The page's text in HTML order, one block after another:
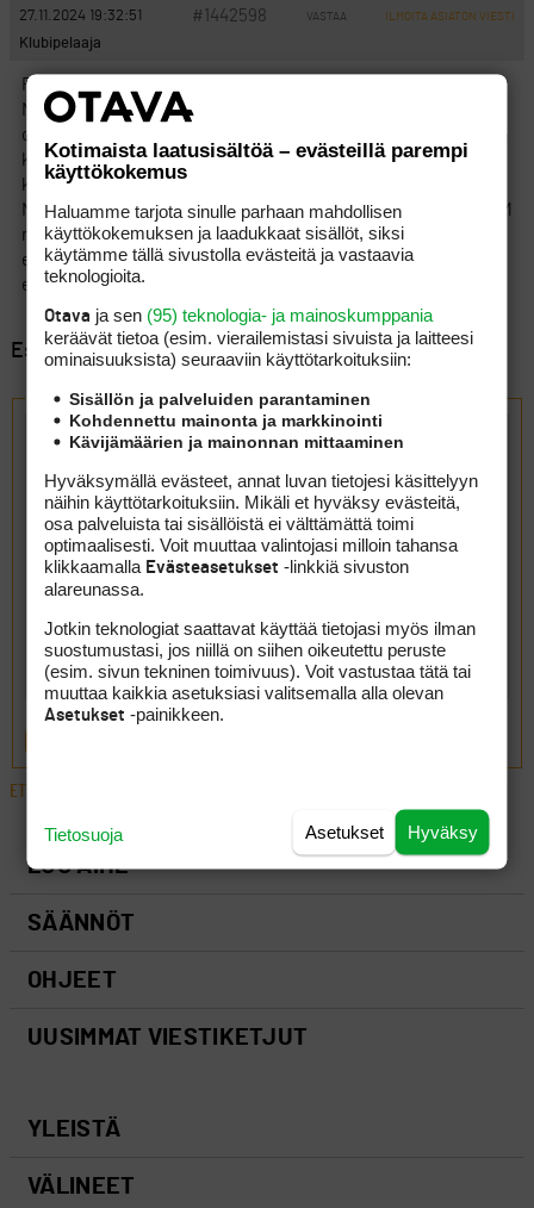
27.11.2024 19:32:51 #1442598 VASTAA ILMOITA ASIATON VIESTI
Klubipelaaja
Resort-alue on hieno mutta palvelut ylihintaisia.
Matkapaketteihin kuuluvat ateriat on riisuttuja versioita, a la
carte hinnat on ihan jotain muuta. Mailat kulkee hienosti
kenttien välillä ja palvelu on muutoinkin hyvin toimivaa. 2
kenttää (Dunes ja Bay) on mielenkintoisia, 2 muuta ei niinkään.
Niiltäkin toki hienot maisenat. Paikan päällä saa halutessaan TM
mailat. Meillä oli matkaseurueessa singeleitä ja akoittelijoita,
eikä kukaan niistä tykännyt. Vaikka onkin hieno kohde, ei ole
eurojen väärti.
Esillä 6 viestiä, 1 - 6 (kaikkiaan 6)
Vastaa aiheeseen: Kreikka
ETUSIVU
LUO AIHE
SÄÄNNÖT
OHJEET
UUSIMMAT VIESTIKETJUT
YLEISTÄ
VÄLINEET
Kotimaista laatusisältöä – evästeillä parempi
käyttökokemus
Haluamme tarjota sinulle parhaan mahdollisen
käyttökokemuksen ja laadukkaat sisällöt, siksi
käytämme tällä sivustolla evästeitä ja vastaavia
teknologioita.
Otava ja sen (95) teknologia- ja mainoskumppania
keräävät tietoa (esim. vierailemis­tasi sivuista ja laitteesi
ominaisuuk­sista) seuraaviin käyttötarkoituksiin:
Sisällön ja palveluiden parantaminen
Kohdennettu mainonta ja markkinointi
Kävijämäärien ja mainonnan mittaaminen
Hyväksymällä evästeet, annat luvan tietojesi käsittelyyn
näihin käyttötarkoituksiin. Mikäli et hyväksy evästeitä,
osa palveluista tai sisällöistä ei välttämättä toimi
optimaalisesti. Voit muuttaa valintojasi milloin tahansa
klikkaamalla Evästeasetukset -linkkiä sivuston
alareunassa.
Jotkin teknologiat saattavat käyttää tietojasi myös ilman
suostumustasi, jos niillä on siihen oikeutettu peruste
(esim. sivun tekninen toimivuus). Voit vastustaa tätä tai
muuttaa kaikkia asetuksiasi valitsemalla alla olevan
Asetukset -painikkeen.
Hyväksy
Asetukset
Tietosuoja